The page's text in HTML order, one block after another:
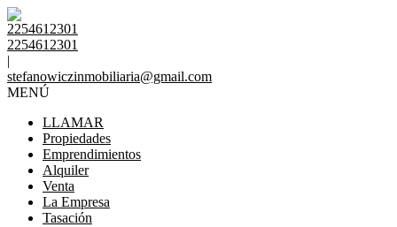
2254612301
2254612301
|
stefanowiczinmobiliaria@gmail.com
MENÚ
LLAMAR
Propiedades
Emprendimientos
Alquiler
Venta
La Empresa
Tasación